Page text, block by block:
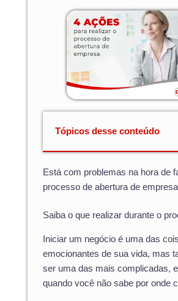
Tópicos desse conteúdo
Está com problemas na hora de
processo de abertura de
Saiba o que realizar durante o
Iniciar um negócio é uma das
emocionantes de sua vida, mas
ser uma das mais complicadas,
quando você não sabe por onde